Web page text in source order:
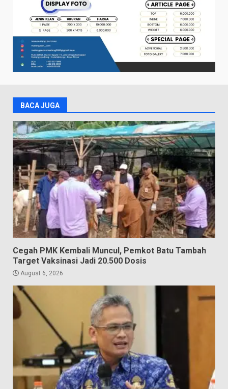
BACA JUGA
Cegah PMK Kembali Muncul, Pemkot Batu Tambah
Target Vaksinasi Jadi 20.500 Dosis
August 6, 2026